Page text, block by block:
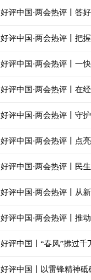
好评中国·两会热评丨答
好评中国·两会热评丨把
好评中国·两会热评丨一
好评中国·两会热评丨在
好评中国·两会热评丨守
好评中国·两会热评丨点
好评中国·两会热评丨民
好评中国·两会热评丨从
好评中国·两会热评丨推
好评中国丨“春风”拂过
好评中国丨以雷锋精神砥